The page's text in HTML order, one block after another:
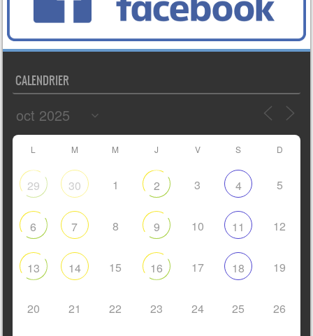
CALENDRIER
L M M J V S D
29 30 1 2 3 4 5
6 7 8 9 10 11 12
13 14 15 16 17 18 19
20 21 22 23 24 25 26